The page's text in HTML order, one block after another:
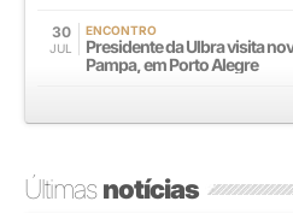
30
JUL
ENCONTRO
Presidente da Ulbra visita
Pampa, em Porto Alegre
Últimasnotícias